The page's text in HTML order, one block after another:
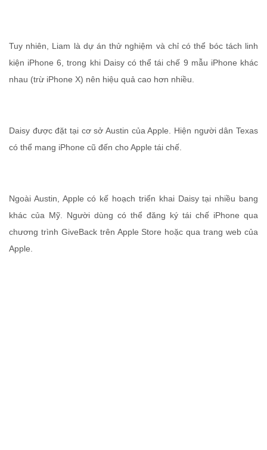
Tuy nhiên, Liam là dự án thử nghiệm và chỉ có thể bóc tách linh
kiện iPhone 6, trong khi Daisy có thể tái chế 9 mẫu iPhone khác
nhau (trừ iPhone X) nên hiệu quả cao hơn nhiều.
Daisy được đặt tại cơ sở Austin của Apple. Hiện người dân Texas
có thể mang iPhone cũ đến cho Apple tái chế.
Ngoài Austin, Apple có kế hoạch triển khai Daisy tại nhiều bang
khác của Mỹ. Người dùng có thể đăng ký tái chế iPhone qua
chương trình GiveBack trên Apple Store hoặc qua trang web của
Apple.